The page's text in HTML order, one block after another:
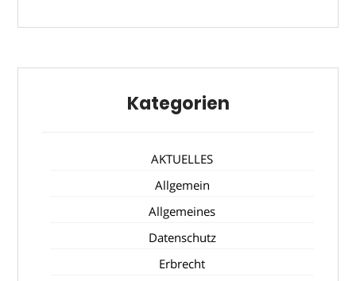
Kategorien
AKTUELLES
Allgemein
Allgemeines
Datenschutz
Erbrecht